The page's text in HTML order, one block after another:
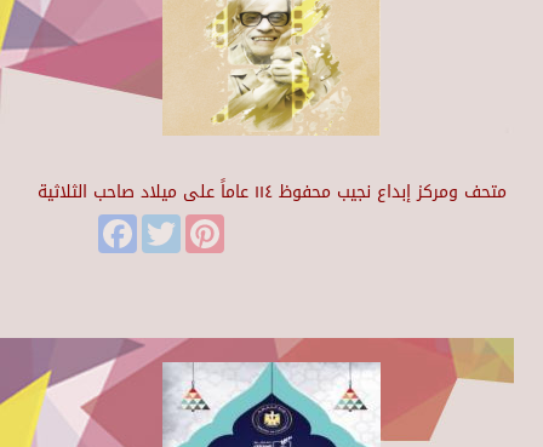
متحف ومركز إبداع نجيب محفوظ ١١٤ عاماً على ميلاد صاحب الثلاثية
FacebookTwitter